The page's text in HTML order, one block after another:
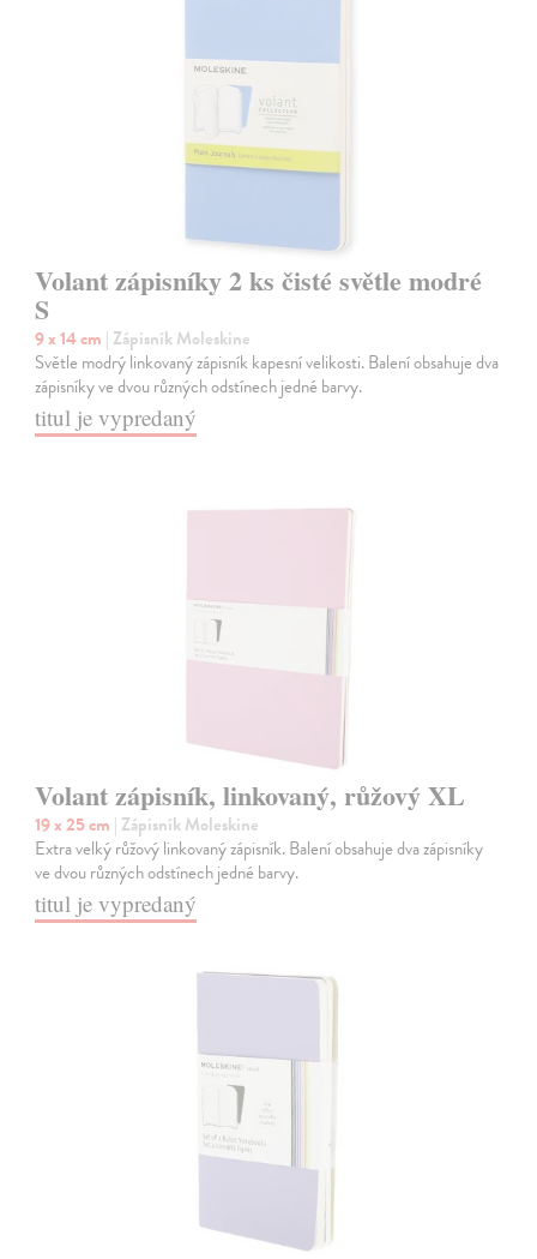
Volant zápisníky 2 ks čisté světle modré
S
9 x 14 cm | Zápisník Moleskine
Světle modrý linkovaný zápisník kapesní velikosti. Balení obsahuje dva
zápisníky ve dvou různých odstínech jedné barvy.
titul je vypredaný
Volant zápisník, linkovaný, růžový XL
19 x 25 cm | Zápisník Moleskine
Extra velký růžový linkovaný zápisník. Balení obsahuje dva zápisníky
ve dvou různých odstínech jedné barvy.
titul je vypredaný